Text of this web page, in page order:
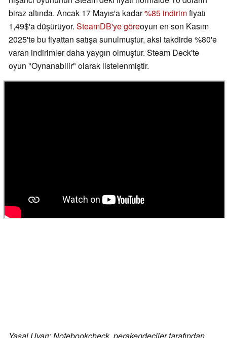
biraz altında. Ancak 17 Mayıs'a kadar%85 indirimfiyatı
1,49$'a düşürüyor. SteamDB'ye göreoyun en son Kasım
2025'te bu fiyattan satışa sunulmuştur, aksi takdirde %80'e
varan indirimler daha yaygın olmuştur. Steam Deck'te
oyun "Oynanabilir" olarak listelenmiştir.